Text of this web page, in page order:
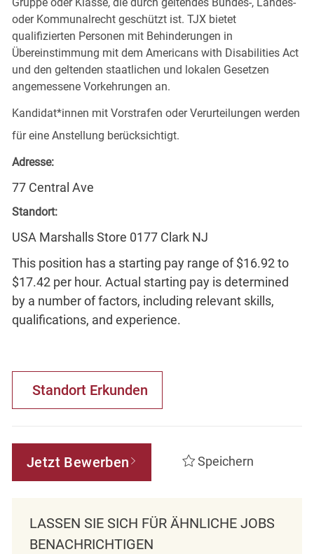
oder Kommunalrecht geschützt ist. TJX bietet
qualifizierten Personen mit Behinderungen in
Übereinstimmung mit dem Americans with Disabilities Act
und den geltenden staatlichen und lokalen Gesetzen
angemessene Vorkehrungen an.
Kandidat*innen mit Vorstrafen oder Verurteilungen werden
für eine Anstellung berücksichtigt.
Adresse:
77 Central Ave
Standort:
USA Marshalls Store 0177 Clark NJ
This position has a starting pay range of $16.92 to
$17.42 per hour. Actual starting pay is determined
by a number of factors, including relevant skills,
qualifications, and experience.
Standort Erkunden
Jetzt Bewerben Speichern
LASSEN SIE SICH FÜR ÄHNLICHE JOBS
BENACHRICHTIGEN